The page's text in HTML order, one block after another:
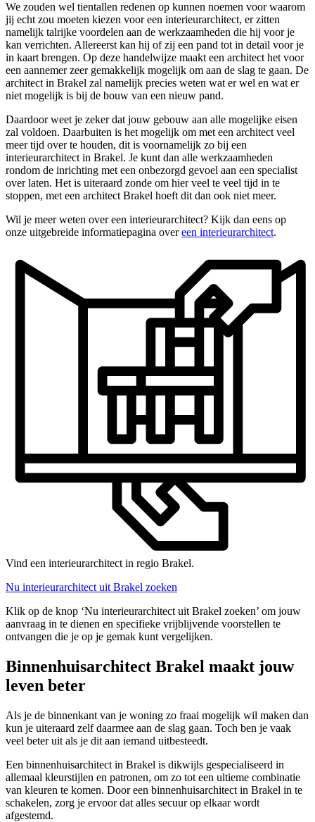
We zouden wel tientallen redenen op kunnen noemen voor waarom
jij echt zou moeten kiezen voor een interieurarchitect, er zitten
namelijk talrijke voordelen aan de werkzaamheden die hij voor je
kan verrichten. Allereerst kan hij of zij een pand tot in detail voor je
in kaart brengen. Op deze handelwijze maakt een architect het voor
een aannemer zeer gemakkelijk mogelijk om aan de slag te gaan. De
architect in Brakel zal namelijk precies weten wat er wel en wat er
niet mogelijk is bij de bouw van een nieuw pand.
Daardoor weet je zeker dat jouw gebouw aan alle mogelijke eisen
zal voldoen. Daarbuiten is het mogelijk om met een architect veel
meer tijd over te houden, dit is voornamelijk zo bij een
interieurarchitect in Brakel. Je kunt dan alle werkzaamheden
rondom de inrichting met een onbezorgd gevoel aan een specialist
over laten. Het is uiteraard zonde om hier veel te veel tijd in te
stoppen, met een architect Brakel hoeft dit dan ook niet meer.
Wil je meer weten over een interieurarchitect? Kijk dan eens op
onze uitgebreide informatiepagina overeen interieurarchitect.
Vind een interieurarchitect in regio Brakel.
Nu interieurarchitect uit Brakel zoeken
Klik op de knop ‘Nu interieurarchitect uit Brakel zoeken’ om jouw
aanvraag in te dienen en specifieke vrijblijvende voorstellen te
ontvangen die je op je gemak kunt vergelijken.
Binnenhuisarchitect Brakel maakt jouw
leven beter
Als je de binnenkant van je woning zo fraai mogelijk wil maken dan
kun je uiteraard zelf daarmee aan de slag gaan. Toch ben je vaak
veel beter uit als je dit aan iemand uitbesteedt.
Een binnenhuisarchitect in Brakel is dikwijls gespecialiseerd in
allemaal kleurstijlen en patronen, om zo tot een ultieme combinatie
van kleuren te komen. Door een binnenhuisarchitect in Brakel in te
schakelen, zorg je ervoor dat alles secuur op elkaar wordt
afgestemd.